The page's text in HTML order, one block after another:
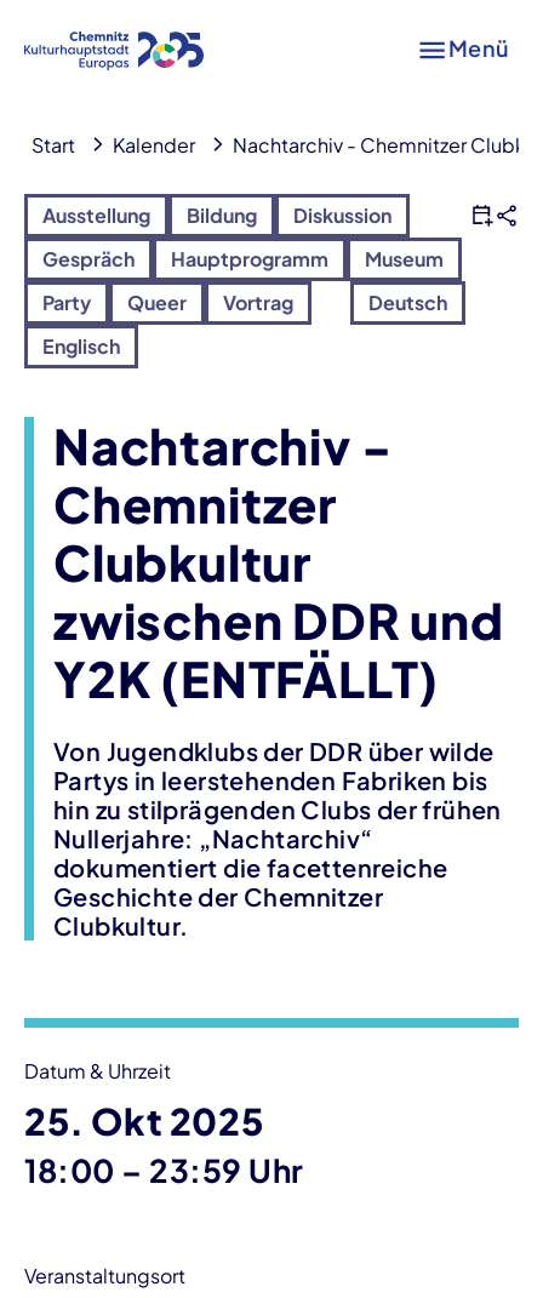
Menü
Start Kalender Nachtarchiv - Chemnitzer
Ausstellung Bildung
Diskussion
Gespräch
Hauptprogramm
Museum
Party
Queer Vortrag
Deutsch
Englisch
Nachtarchiv -
Chemnitzer
Clubkultur
zwischen DDR und
Y2K (ENTFÄLLT)
Von Jugendklubs der DDR über wilde
Partys in leerstehenden Fabriken bis
hin zu stilprägenden Clubs der frühen
Nullerjahre: „Nachtarchiv“
dokumentiert die facettenreiche
Geschichte der Chemnitzer
Clubkultur.
Datum & Uhrzeit
25. Okt 2025
18:00 – bis
23:59 Uhr
Veranstaltungsort